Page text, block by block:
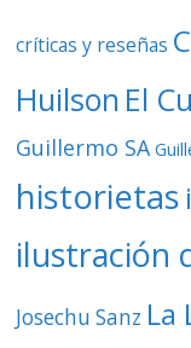
críticas y reseñas
Huilson El
Guillermo SA
historietas
ilustración
Josechu Sanz La